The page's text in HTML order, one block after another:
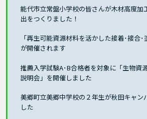
能代市立常盤小学校の皆さんが木材高度加
出をつくりました！
「再生可能資源材料を活かした接着･接合
が開催されます
推薦入学試験A･B合格者を対象に「生物資
説明会」を開催しました
美郷町立美郷中学校の２年生が秋田キャン
した